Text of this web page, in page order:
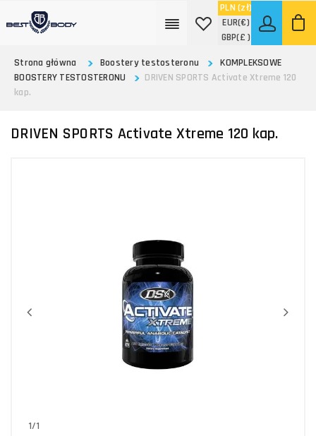
PLN (zł)
EUR(€)
GBP(£ )
Strona główna
Boostery testosteronu
KOMPLEKSOWE
BOOSTERY TESTOSTERONU
DRIVEN SPORTS Activate Xtreme 120
kap.
DRIVEN SPORTS Activate Xtreme 120 kap.
1/1